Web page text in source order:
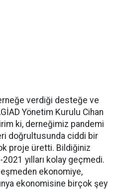
verdiği desteğe ve
Yönetim Kurulu Cihan
ki, derneğimiz pandemi
doğrultusunda ciddi bir
proje üretti. Bildiğiniz
yılları kolay geçmedi.
ekonomiye,
ekonomisine birçok şey